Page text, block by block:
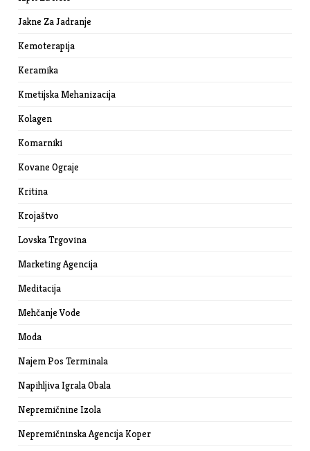
Jakne Za Jadranje
Kemoterapija
Keramika
Kmetijska Mehanizacija
Kolagen
Komarniki
Kovane Ograje
Kritina
Krojaštvo
Lovska Trgovina
Marketing Agencija
Meditacija
Mehčanje Vode
Moda
Najem Pos Terminala
Napihljiva Igrala Obala
Nepremičnine Izola
Nepremičninska Agencija Koper